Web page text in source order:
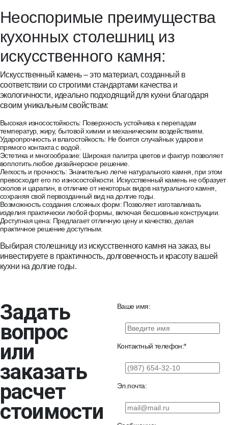
Неоспоримые преимущества
кухонных столешниц из
искусственного камня:
Искусственный камень – это материал, созданный в
соответствии со строгими стандартами качества и
экологичности, идеально подходящий для кухни благодаря
своим уникальным свойствам:
Высокая износостойкость: Поверхность устойчива к перепадам
температур, жиру, бытовой химии и механическим воздействиям.
Ударопрочность и влагостойкость: Не боится случайных ударов и
прямого контакта с водой.
Эстетика и многообразие: Широкая палитра цветов и фактур позволяет
воплотить любое дизайнерское решение.
Легкость и прочность: Значительно легче натурального камня, при этом
превосходит его по износостойкости. Искусственный камень не образует
сколов и царапин, в отличие от некоторых видов натурального камня,
сохраняя свой первозданный вид на долгие годы.
Возможность создания сложных форм: Позволяет изготавливать
изделия практически любой формы, включая бесшовные конструкции.
Доступная цена: Предлагает отличную цену и качество, делая
практичное решение доступным.
Выбирая столешницу из искусственного камня на заказ, вы
инвестируете в практичность, долговечность и красоту вашей
кухни на долгие годы.
Задать
вопрос
или
заказать
расчет
стоимости
Ваше имя:
Контактный телефон:
Эл.почта: